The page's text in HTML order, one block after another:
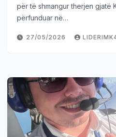
për të shmangur therjen gjatë
përfunduar në…
27/05/2026